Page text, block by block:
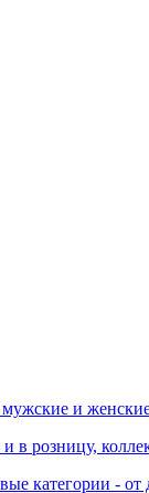
и
в розницу,
категории - от